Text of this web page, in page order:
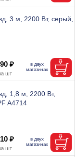
3 м, 2200 Вт, серый,
₽
1,8 м, 2200 Вт,
A4714
₽